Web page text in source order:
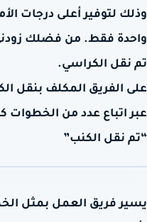
وذلك لتوفير أعلى درجات
واحدة فقط. من فضلك زودني
تم نقل الكراسي.
على الفريق المكلف بنقل
عبر اتباع عدد من
“تم نقل الكنب”
يسير فريق العمل بمثل